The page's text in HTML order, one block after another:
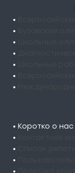
•
•
•
•
•
•
•
• Коротко о нас
•
•
•
•